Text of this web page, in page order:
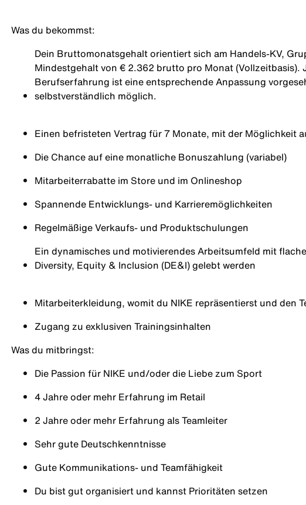
Was du bekommst:
Dein Bruttomonatsgehalt orientiert sich am Handels-KV,
Mindestgehalt von € 2.362 brutto pro Monat (Vollzeitbasis).
Berufserfahrung ist eine entsprechende Anpassung
selbstverständlich möglich.
Einen befristeten Vertrag für 7 Monate, mit der Möglichkeit
Die Chance auf eine monatliche Bonuszahlung (variabel)
Mitarbeiterrabatte im Store und im Onlineshop
Spannende Entwicklungs- und Karrieremöglichkeiten
Regelmäßige Verkaufs- und Produktschulungen
Ein dynamisches und motivierendes Arbeitsumfeld mit
Diversity, Equity & Inclusion (DE&I) gelebt werden
Mitarbeiterkleidung, womit du NIKE repräsentierst und den
Zugang zu exklusiven Trainingsinhalten
Was du mitbringst:
Die Passion für NIKE und/oder die Liebe zum Sport
4 Jahre oder mehr Erfahrung im Retail
2 Jahre oder mehr Erfahrung als Teamleiter
Sehr gute Deutschkenntnisse
Gute Kommunikations- und Teamfähigkeit
Du bist gut organisiert und kannst Prioritäten setzen